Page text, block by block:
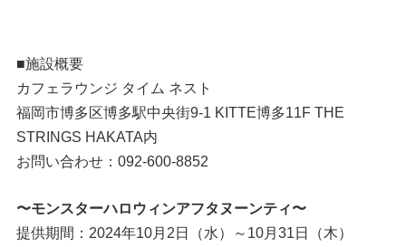
■施設概要
カフェラウンジ タイム ネスト
福岡市博多区博多駅中央街9-1 KITTE博多11F THE
STRINGS HAKATA内
お問い合わせ：092-600-8852
〜モンスターハロウィンアフタヌーンティ〜
提供期間：2024年10月2日（水）～10月31日（木）